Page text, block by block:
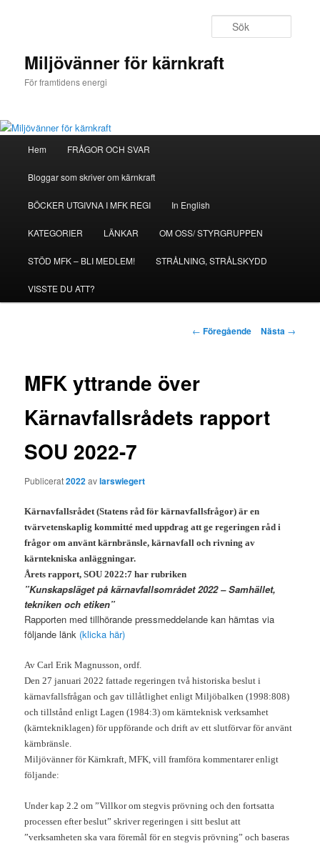
Miljövänner för kärnkraft
För framtidens energi
Hem FRÅGOR OCH SVAR
Bloggar som skriver om kärnkraft
BÖCKER UTGIVNA I MFK REGI In English
KATEGORIER LÄNKAR OM OSS/ STYRGRUPPEN
STÖD MFK – BLI MEDLEM! STRÅLNING, STRÅLSKYDD
VISSTE DU ATT?
Inläggsnavigering
← Föregående Nästa →
MFK yttrande över
Kärnavfallsrådets rapport
SOU 2022-7
Publicerat2022avlarswiegert
Kärnavfallsrådet (Statens råd för kärnavfallsfrågor) är en
tvärvetenskaplig kommitté med uppdrag att ge regeringen råd i
frågor om använt kärnbränsle, kärnavfall och rivning av
kärntekniska anläggningar.
Årets rapport, SOU 2022:7 har rubriken
”Kunskapsläget på kärnavfallsområdet 2022 – Samhället,
tekniken och etiken”
Rapporten med tillhörande pressmeddelande kan hämtas via
följande länk (klicka här)
Av Carl Erik Magnusson, ordf.
Den 27 januari 2022 fattade regeringen två historiska beslut i
kärnavfallsfrågan och gav tillåtlighet enligt Miljöbalken (1998:808)
och tillstånd enligt Lagen (1984:3) om kärnteknisk verksamhet
(kärntekniklagen) för uppförande och drift av ett slutförvar för använt
kärnbränsle.
Miljövänner för Kärnkraft, MFK, vill framföra kommentarer enligt
följande:
Under kap 2.2 om ”Villkor om stegvis prövning och den fortsatta
processen efter beslut” skriver regeringen i sitt beslut att
”verksamheten ska vara föremål för en stegvis prövning” och baseras